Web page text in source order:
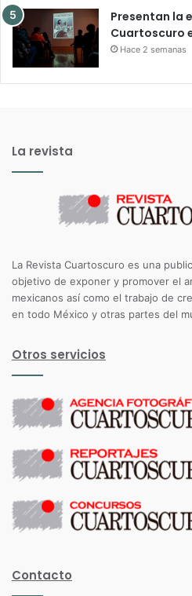
Presentan la
Cuartoscuro
Hace 2 semanas
La revista
La Revista Cuartoscuro es una
objetivo de exponer y promover el
mexicanos así como el trabajo de
en todo México y otras partes del
Otros servicios
Contacto